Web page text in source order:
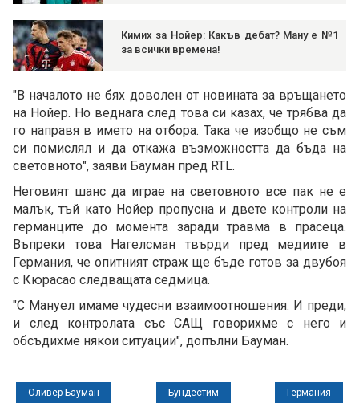
Кимих за Нойер: Какъв дебат? Ману е №1
за всички времена!
"В началото не бях доволен от новината за връщането
на Нойер. Но веднага след това си казах, че трябва да
го направя в името на отбора. Така че изобщо не съм
си помислял и да откажа възможността да бъда на
световното", заяви Бауман пред RTL.
Неговият шанс да играе на световното все пак не е
малък, тъй като Нойер пропусна и двете контроли на
германците до момента заради травма в прасеца.
Въпреки това Нагелсман твърди пред медиите в
Германия, че опитният страж ще бъде готов за двубоя
с Кюрасао следващата седмица.
"С Мануел имаме чудесни взаимоотношения. И преди,
и след контролата със САЩ говорихме с него и
обсъдихме някои ситуации", допълни Бауман.
Оливер Бауман Бундестим Германия